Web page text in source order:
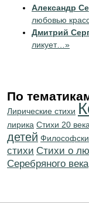
Александр
любовью
Дмитрий
ликует…»
По
Лирические стихи
лирика Стихи 20 века
детей
стихи Стихи о
Серебряного века